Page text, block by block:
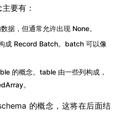
要有：
据，但通常允许出现 None。
成 Record Batch。batch 可以像
的概念。table 由一些列构成，
。
的概念，这将在后面结